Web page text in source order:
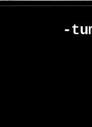
-